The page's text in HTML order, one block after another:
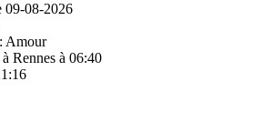
09-08-2026
Amour
Rennes à 06:40